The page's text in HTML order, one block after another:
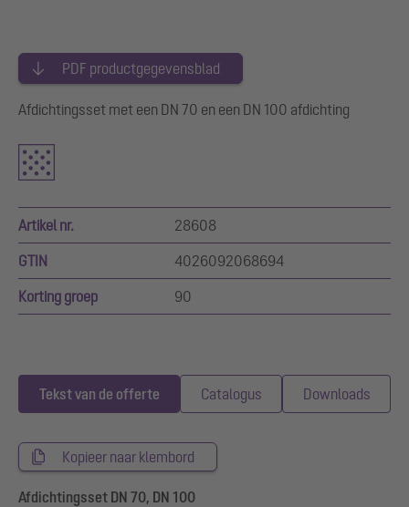
PDF productgegevensblad
Afdichtingsset met een DN 70 en een DN 100 afdichting
Artikel nr. 28608
GTIN 4026092068694
Korting groep 90
Tekst van de offerte Catalogus Downloads
Kopieer naar klembord
Afdichtingsset DN 70, DN 100